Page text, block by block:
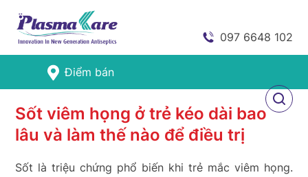
097 6648 102
Điểm bán
Sốt viêm họng ở trẻ kéo dài bao
lâu và làm thế nào để điều trị
Sốt là triệu chứng phổ biến khi trẻ mắc viêm họng.